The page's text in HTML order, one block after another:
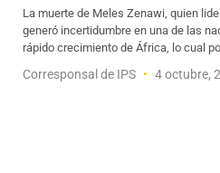
La muerte de Meles Zenawi, quien
generó incertidumbre en una de las
rápido crecimiento de África, lo cual
Corresponsal de IPS 4 octubre,